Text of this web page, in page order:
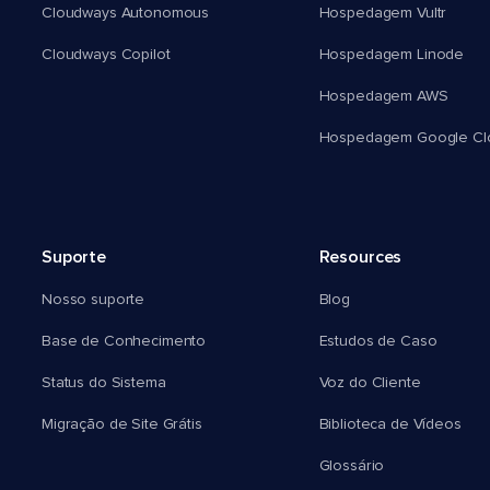
Cloudways Autonomous
Cloudways Copilot
Hospedagem Vultr
Hospedagem Linode
Hospedagem AWS
Hospedagem Google
Suporte
Nosso suporte
Base de Conhecimento
Status do Sistema
Migração de Site Grátis
Resources
Blog
Estudos de Caso
Voz do Cliente
Biblioteca de Vídeos
Glossário